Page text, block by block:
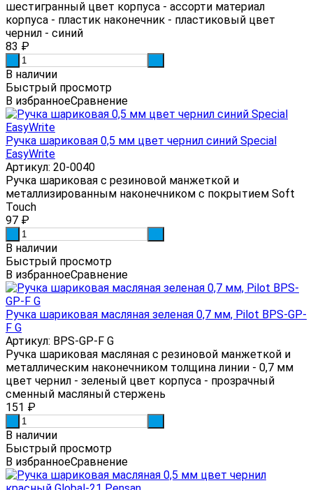
шестигранный цвет корпуса - ассорти материал
корпуса - пластик наконечник - пластиковый цвет
чернил - синий
83 ₽
В наличии
Быстрый просмотр
В избранноеСравнение
Ручка шариковая 0,5 мм цвет чернил синий Special
EasyWrite
Артикул: 20-0040
Ручка шариковая с резиновой манжеткой и
металлизированным наконечником с покрытием Soft
Touch
97 ₽
В наличии
Быстрый просмотр
В избранноеСравнение
Ручка шариковая масляная зеленая 0,7 мм, Pilot BPS-GP-
F G
Артикул: BPS-GP-F G
Ручка шариковая масляная с резиновой манжеткой и
металлическим наконечником толщина линии - 0,7 мм
цвет чернил - зеленый цвет корпуса - прозрачный
сменный масляный стержень
151 ₽
В наличии
Быстрый просмотр
В избранноеСравнение